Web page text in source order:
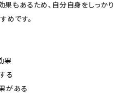
もあるため、自分自身をしっかり
めです。
果
る
がある